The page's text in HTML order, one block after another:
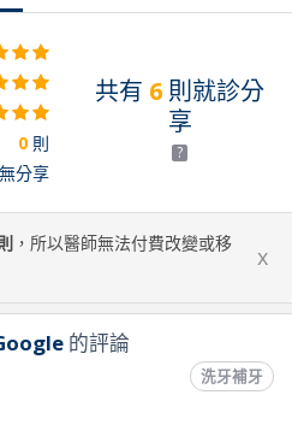
共有 6 則就診分
享
?
0 則
分享
，所以醫師無法付費改變或移
x
的評論
洗牙補牙